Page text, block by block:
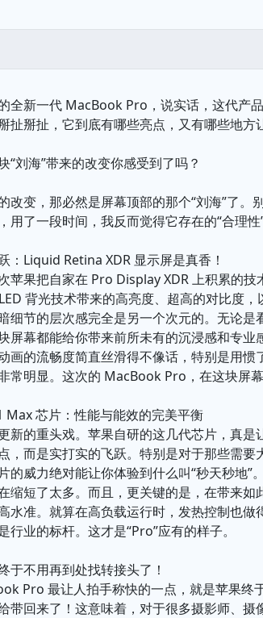
全新一代 MacBook Pro，说实话，这代产
扯掰扯，它到底有哪些亮点，又有哪些地方
“刘海”带来的改变你感受到了吗？
改变，那必然是屏幕顶部的那个“刘海”了。
用了一段时间，我反而觉得它存在的“合理性
：Liquid Retina XDR 显示屏是真香！
苹果把自家在 Pro Display XDR 上积累的
背光技术带来的高亮度、超高的对比度
细节的层次感完全是另一个次元的。无论
屏幕都能给你带来前所未有的沉浸感和专
画的流畅度简直丝滑得不像话，特别是用惯
常明显。这次的 MacBook Pro，在这块屏
Max 芯片：性能与能效的完美平衡
新的重头戏。苹果自研的这几代芯片，真
，而是实打实的飞跃。特别是对于那些需
的威力绝对能让你体验到什么叫“秒天秒地
缩短了太多。而且，更关键的是，在带来
水准。就算在高负载运行时，发热控制也做
行业的标杆。这才是“Pro”应有的样子。
于不用再到处找转接头了！
Pro 最让人拍手称快的一点，就是苹果终
带回来了！这意味着，对于很多摄影师、摄